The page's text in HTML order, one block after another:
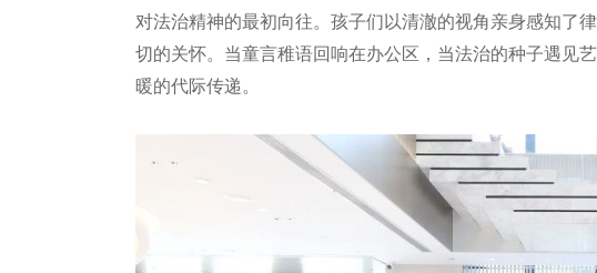
对法治精神的最初向往。孩子们以清澈的视角亲身感知了
切的关怀。当童言稚语回响在办公区，当法治的种子遇见
暖的代际传递。